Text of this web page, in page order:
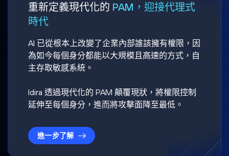
重新定義現代化的 PAM，迎接代理式
時代
AI 已從根本上改變了企業內部誰該擁有權限，因
為如今每個身分都能以大規模且高速的方式，自
主存取敏感系統。
Idira 透過現代化的 PAM 顛覆現狀，將權限控制
延伸至每個身分，進而將攻擊面降至最低。
進一步了解